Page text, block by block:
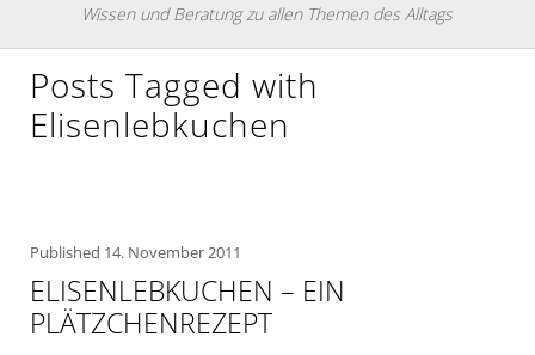
Wissen und Beratung zu allen Themen des Alltags
Posts Tagged with
Elisenlebkuchen
Published 14. November 2011
ELISENLEBKUCHEN – EIN
PLÄTZCHENREZEPT